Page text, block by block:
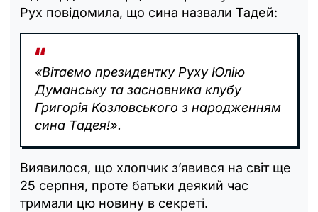
Рух повідомила, що сина назвали Тадей:
«Вітаємо президентку Руху Юлію
Думанську та засновника клубу
Григорія Козловського з народженням
сина Тадея!».
Виявилося, що хлопчик з’явився на світ ще
25 серпня, проте батьки деякий час
тримали цю новину в секреті.